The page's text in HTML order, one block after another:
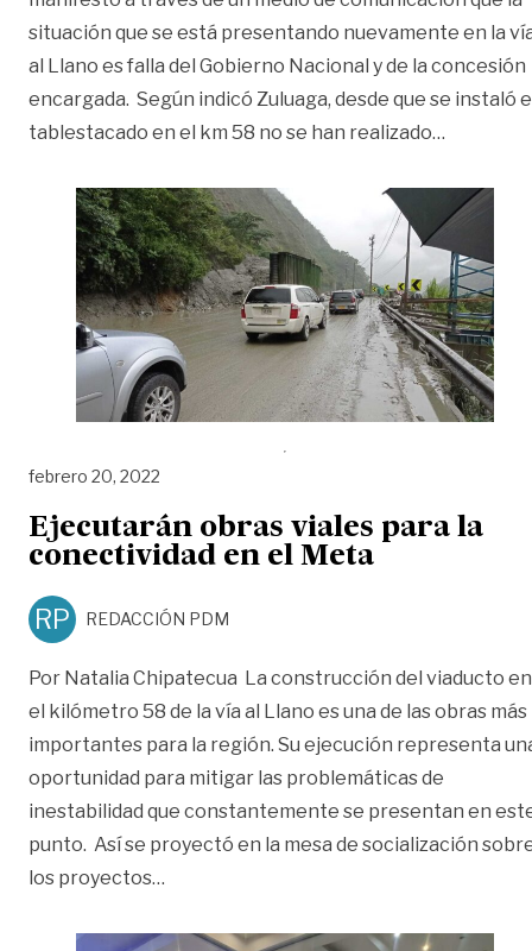
situación que se está presentando nuevamente en la
al Llano es falla del Gobierno Nacional y de la concesión
encargada. Según indicó Zuluaga, desde que se instaló
tablestacado en el km 58 no se han realizado…
febrero 20, 2022
Ejecutarán obras viales para la
conectividad en el Meta
RP REDACCIÓN PDM
Por Natalia Chipatecua La construcción del viaducto en
el kilómetro 58 de la vía al Llano es una de las obras más
importantes para la región. Su ejecución representa
oportunidad para mitigar las problemáticas de
inestabilidad que constantemente se presentan en
punto. Así se proyectó en la mesa de socialización
los proyectos…